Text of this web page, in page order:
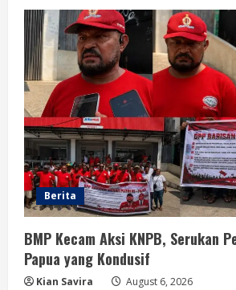
Berita
BMP Kecam Aksi KNPB, Serukan
Papua yang Kondusif
Kian Savira August 6, 2026